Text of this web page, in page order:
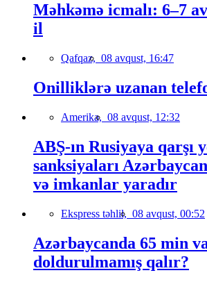
Məhkəmə icmalı: 6–7
il
Qafqaz, 08 avqust, 16:47
Onilliklərə uzanan
Amerika, 08 avqust, 12:32
ABŞ-ın Rusiyaya qarşı
sanksiyaları
və imkanlar yaradır
Ekspress təhlil, 08 avqust, 00:52
Azərbaycanda 65 min
doldurulmamış qalır?